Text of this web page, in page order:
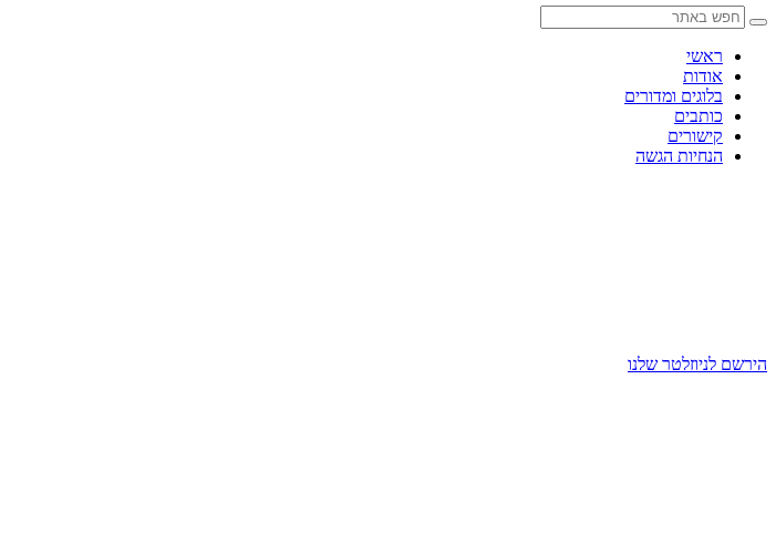
Skip
contentראשי
אודות
בלוגים ומדורים
כותבים
קישורים
הנחיות הגשה
הירשם לניוזלטר שלנו